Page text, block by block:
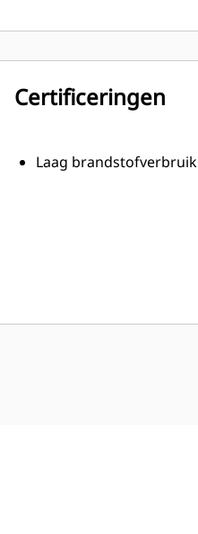
Certificeringen
Laag brandstofverbruik